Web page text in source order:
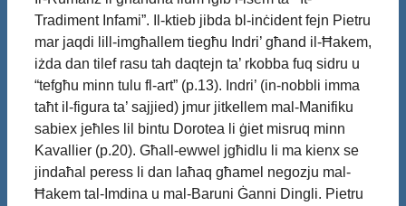
Tradiment Infami”. Il-ktieb jibda bl-inċident fejn Pietru
mar jaqdi lill-imgħallem tiegħu Indri’ għand il-Ħakem,
iżda dan tilef rasu tah daqtejn ta’ rkobba fuq sidru u
“tefgħu minn tulu fl-art” (p.13). Indri’ (in-nobbli imma
taħt il-figura ta’ sajjied) jmur jitkellem mal-Manifiku
sabiex jeħles lil bintu Dorotea li ġiet misruq minn
Kavallier (p.20). Għall-ewwel jgħidlu li ma kienx se
jindaħal peress li dan laħaq għamel negozju mal-
Ħakem tal-Imdina u mal-Baruni Ġanni Dingli. Pietru